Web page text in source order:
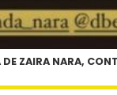
ZAIRA NARA,